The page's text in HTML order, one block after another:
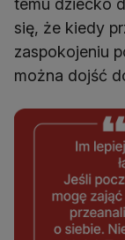
temu dziecko
się, że kiedy
zaspokojeniu
można dojść